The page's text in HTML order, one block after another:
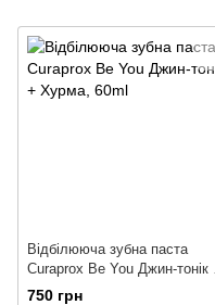
Відбілююча зубна паста
Curaprox Be You Джин-тонік +
Хурма, 60ml
750 грн